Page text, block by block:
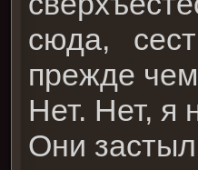
сюда,
прежде
Нет. Нет, я
Они